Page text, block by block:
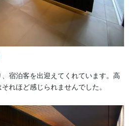
宿泊客を出迎えてくれています。高
れほど感じられませんでした。